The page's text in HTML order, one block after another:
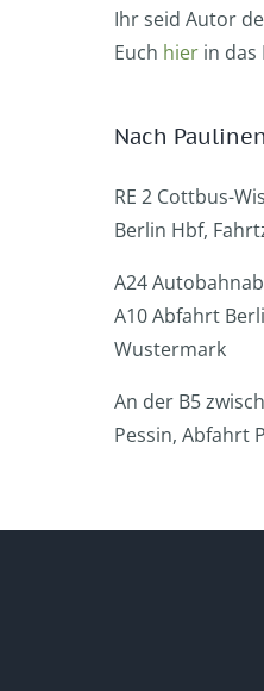
Ihr seid Autor
Euch hier in das
Nach
RE 2 Cottbus-
Berlin Hbf,
A24
A10 Abfahrt
Wustermark
An der B5
Pessin, Abfahrt